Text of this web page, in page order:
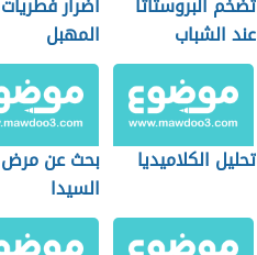
عند الشباب
المهبل
تحليل الكلاميديا
بحث عن مرض
السيدا